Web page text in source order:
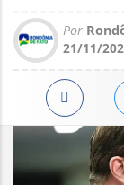
Por
21/11/